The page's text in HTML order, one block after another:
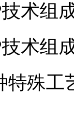
术组
术组
特殊工